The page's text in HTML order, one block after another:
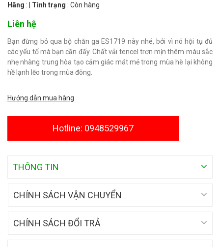
Hãng : Tình trạng : Còn hàng
Liên hệ
Bạn đừng bỏ qua bộ chăn ga ES1719 này nhé, bởi vì nó hội tụ đủ
các yếu tố mà bạn cần đấy. Chất vải tencel trơn mịn thêm màu sắc
nhẹ nhàng trung hòa tạo cảm giác mát mẻ trong mùa hè lại không
hề lạnh lẽo trong mùa đông.
Hướng dẫn mua hàng
Hotline: 0948529967
THÔNG TIN
CHÍNH SÁCH VẬN CHUYỂN
CHÍNH SÁCH ĐỔI TRẢ